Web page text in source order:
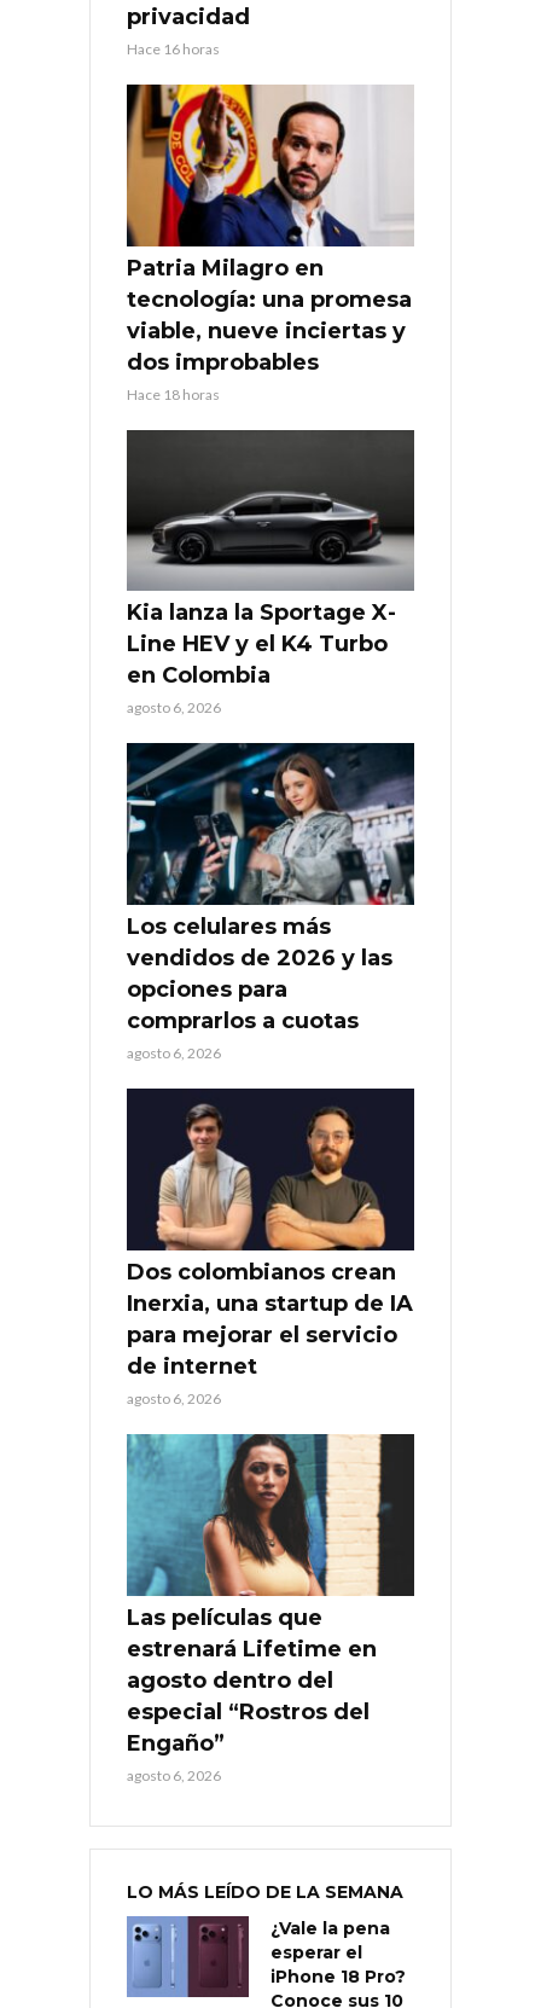
privacidad
Hace 16 horas
Patria Milagro en
tecnología: una promesa
viable, nueve inciertas y
dos improbables
Hace 18 horas
Kia lanza la Sportage X-
Line HEV y el K4 Turbo
en Colombia
agosto 6, 2026
Los celulares más
vendidos de 2026 y las
opciones para
comprarlos a cuotas
agosto 6, 2026
Dos colombianos crean
Inerxia, una startup de IA
para mejorar el servicio
de internet
agosto 6, 2026
Las películas que
estrenará Lifetime en
agosto dentro del
especial “Rostros del
Engaño”
agosto 6, 2026
LO MÁS LEÍDO DE LA SEMANA
¿Vale la pena
esperar el
iPhone 18 Pro?
Conoce sus 10